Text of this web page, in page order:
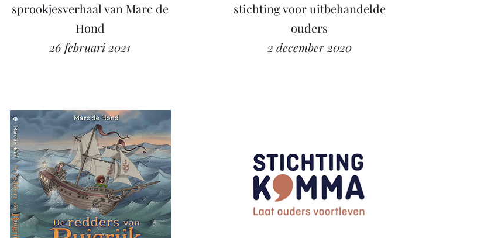
sprookjesverhaal van Marc de
Hond
26 februari 2021
stichting voor uitbehandelde
ouders
2 december 2020